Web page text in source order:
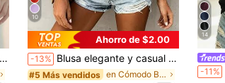
10
Ahorro de $2.00
-13% Blusa elegante y casual de moda con cuello de botones y mangas 3/4, top minimalista con volantes en los puños de manga 3/4, para mujer en color blanco para primavera
#5 Más vendidos en Cómodo Blusas De Mujer
14
-11%